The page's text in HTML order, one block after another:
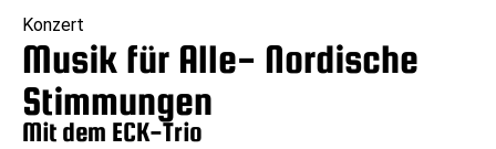
Konzert
Musik für Alle- Nordische
Stimmungen
Mit dem ECK-Trio